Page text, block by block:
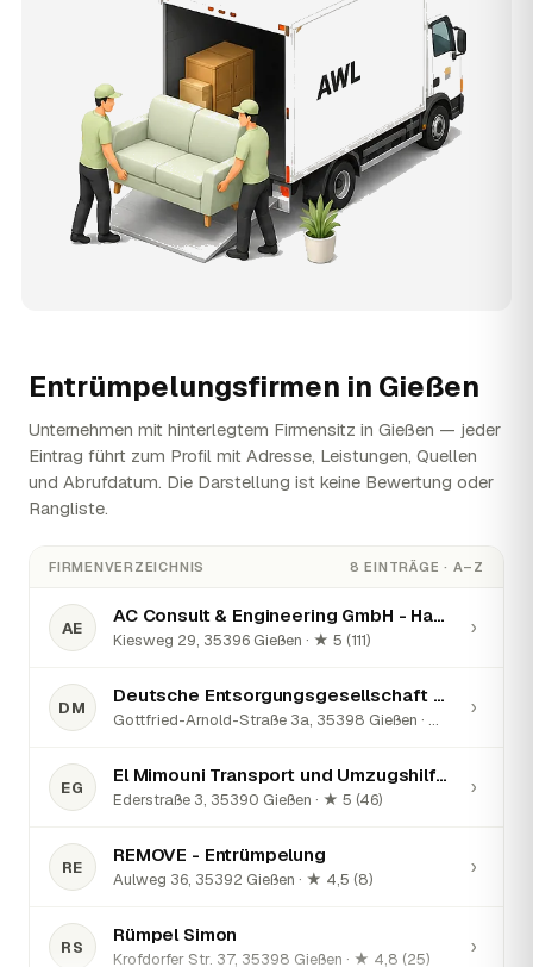
Entrümpelungsfirmen in Gießen
Unternehmen mit hinterlegtem Firmensitz in Gießen — jeder
Eintrag führt zum Profil mit Adresse, Leistungen, Quellen
und Abrufdatum. Die Darstellung ist keine Bewertung oder
Rangliste.
FIRMENVERZEICHNIS 8 EINTRÄGE · A–Z
AE
AC Consult & Engineering GmbH - Haushaltsauflösung & Entrümpelung
Kiesweg 29, 35396 Gießen · ★ 5 (111)
›
DM
Deutsche Entsorgungsgesellschaft mbH
Gottfried-Arnold-Straße 3a, 35398 Gießen · ★ 5 (12)
›
EG
El Mimouni Transport und Umzugshilfe Gießen
Ederstraße 3, 35390 Gießen · ★ 5 (46)
›
RE
REMOVE - Entrümpelung
Aulweg 36, 35392 Gießen · ★ 4,5 (8)
›
RS
Rümpel Simon
Krofdorfer Str. 37, 35398 Gießen · ★ 4,8 (25)
›